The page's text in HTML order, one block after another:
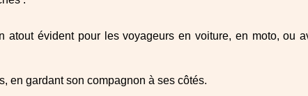
atout évident pour les voyageurs en voiture, en moto, ou
en gardant son compagnon à ses côtés.